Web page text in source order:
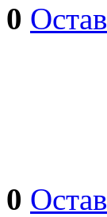
0
0